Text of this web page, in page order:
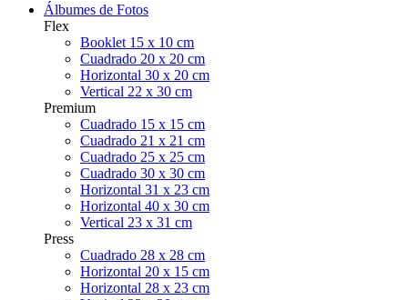
Álbumes de Fotos
Flex
Booklet 15 x 10 cm
Cuadrado 20 x 20 cm
Horizontal 30 x 20 cm
Vertical 22 x 30 cm
Premium
Cuadrado 15 x 15 cm
Cuadrado 21 x 21 cm
Cuadrado 25 x 25 cm
Cuadrado 30 x 30 cm
Horizontal 31 x 23 cm
Horizontal 40 x 30 cm
Vertical 23 x 31 cm
Press
Cuadrado 28 x 28 cm
Horizontal 20 x 15 cm
Horizontal 28 x 23 cm